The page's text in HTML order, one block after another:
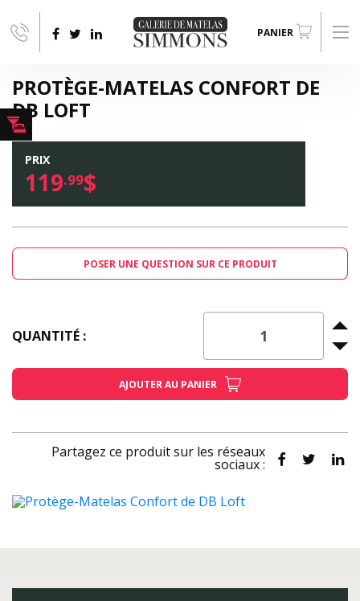
PANIER
PROTÈGE-MATELAS CONFORT DE
DB LOFT
PRIX
119.99$
POSER UNE QUESTION SUR CE PRODUIT
QUANTITÉ :
AJOUTER AU PANIER
Partagez ce produit sur les réseaux
sociaux :